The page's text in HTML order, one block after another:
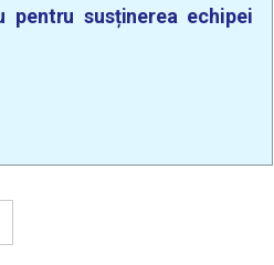
susținerea echipei